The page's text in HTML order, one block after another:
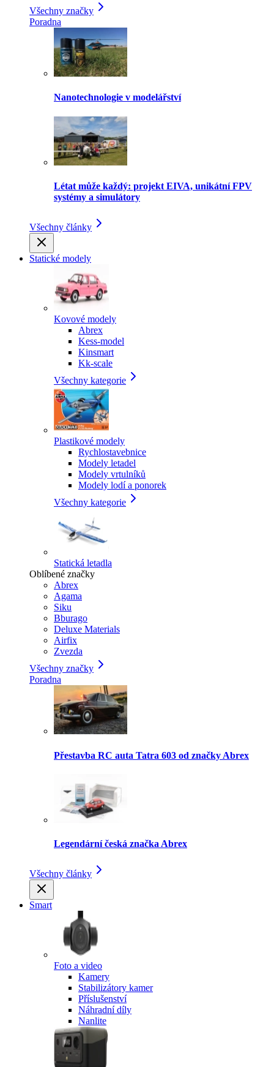
Všechny značky
Poradna
Nanotechnologie v modelářství
Létat může každý: projekt EIVA, unikátní FPV
systémy a simulátory
Všechny články
Statické modely
Kovové modely
Abrex
Kess-model
Kinsmart
Kk-scale
Všechny kategorie
Plastikové modely
Rychlostavebnice
Modely letadel
Modely vrtulníků
Modely lodí a ponorek
Všechny kategorie
Statická letadla
Oblíbené značky
Abrex
Agama
Siku
Bburago
Deluxe Materials
Airfix
Zvezda
Všechny značky
Poradna
Přestavba RC auta Tatra 603 od značky Abrex
Legendární česká značka Abrex
Všechny články
Smart
Foto a video
Kamery
Stabilizátory kamer
Příslušenství
Náhradní díly
Nanlite